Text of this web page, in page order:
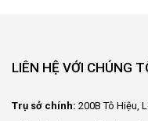
LIÊN HỆ VỚI CHÚNG
Trụ sở chính: 200B Tô Hiệu,